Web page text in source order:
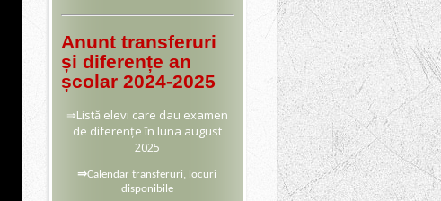
Anunt transferuri
și diferențe an
școlar 2024-2025
⇒Listă elevi care dau examen
de diferențe în luna august
2025
⇒Calendar transferuri, locuri
disponibile